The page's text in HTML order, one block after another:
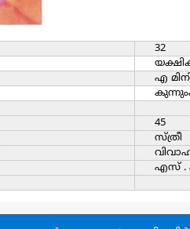
32
എ
45
സ്ത്രീ
എസ് .